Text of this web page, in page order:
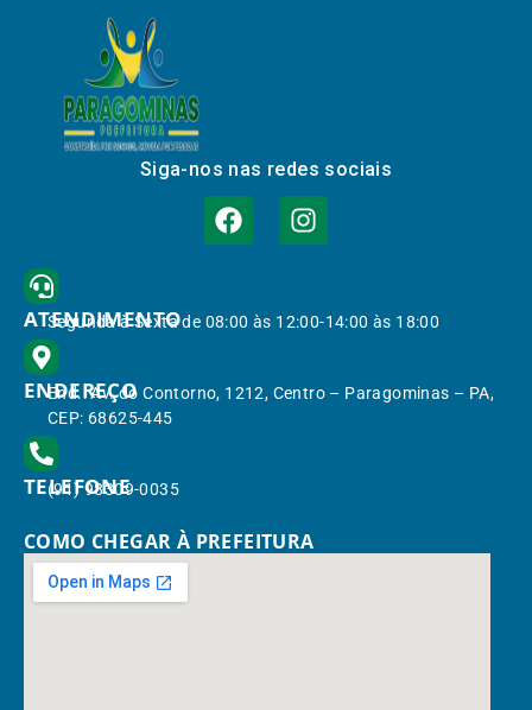
Siga-nos nas redes sociais
ATENDIMENTO
Segunda à Sexta de 08:00 às 12:00-14:00 às 18:00
ENDEREÇO
End.: Av. do Contorno, 1212, Centro – Paragominas – PA,
CEP: 68625-445
TELEFONE
(91) 98309-0035
COMO CHEGAR À PREFEITURA